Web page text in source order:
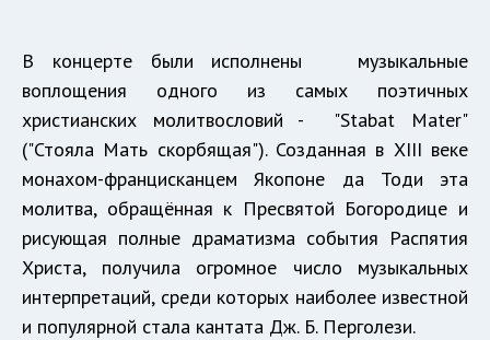
В концерте были исполнены музыкальные
воплощения одного из самых поэтичных
христианских молитвословий - "Stabat Mater"
("Стояла Мать скорбящая"). Созданная в XIII веке
монахом-францисканцем Якопоне да Тоди эта
молитва, обращённая к Пресвятой Богородице и
рисующая полные драматизма события Распятия
Христа, получила огромное число музыкальных
интерпретаций, среди которых наиболее известной
и популярной стала кантата Дж. Б. Перголези.